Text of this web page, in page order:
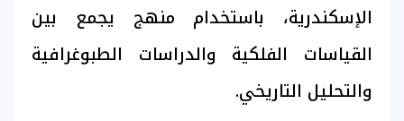
الإسكندرية، باستخدام منهج يجمع بين
القياسات الفلكية والدراسات الطبوغرافية
والتحليل التاريخي.